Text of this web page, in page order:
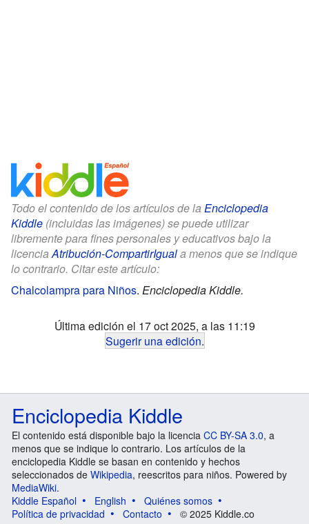
Todo el contenido de los artículos de la Enciclopedia
Kiddle (incluidas las imágenes) se puede utilizar
libremente para fines personales y educativos bajo la
licenciaAtribución-CompartirIguala menos que se indique
lo contrario. Citar este artículo:
Chalcolampra para Niños. Enciclopedia Kiddle.
Última edición el 17 oct 2025, a las 11:19
Sugerir una edición.
Enciclopedia Kiddle
El contenido está disponible bajo la licencia CC BY-SA 3.0, a
menos que se indique lo contrario. Los artículos de la
enciclopedia Kiddle se basan en contenido y hechos
seleccionados de Wikipedia, reescritos para niños. Powered by
MediaWiki.
Kiddle Español
English
Quiénes somos
Política de privacidad
Contacto © 2025 Kiddle.co